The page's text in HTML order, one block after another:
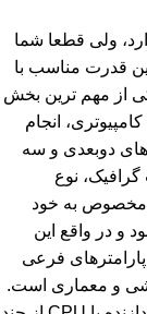
ولی قطعا شما
قدرت مناسب با
از مهم ترین بخش
انجام
دوبعدی و سه
نوع
مخصوص به خود
و در واقع این
پارامترهای فرعی
و معماری است.